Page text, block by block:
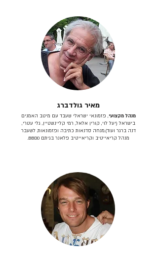
מאיר גולדברג
מנהל מקצועי, פזמונאי ישראלי שעבד עם מיטב האמנים
בישראל (יעל לוי, קורין אלאל, רמי קליינשטיין, גלי עטרי,
דנה ברגר ועוד).מנחה סדנאות כתיבה ופזמונאות. לשעבר
מנהל קריאייטיב וקריאייטיב פלאנר בגיתם BBDO.